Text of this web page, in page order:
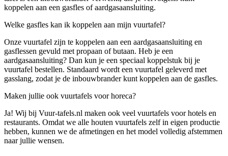
koppelen aan een gasfles of aardgasaansluiting.
Welke gasfles kan ik koppelen aan mijn vuurtafel?
Onze vuurtafel zijn te koppelen aan een aardgasaansluiting en
gasflessen gevuld met propaan of butaan. Heb je een
aardgasaansluiting? Dan kun je een speciaal koppelstuk bij je
vuurtafel bestellen. Standaard wordt een vuurtafel geleverd met
gasslang, zodat je de inbouwbrander kunt koppelen aan de gasfles.
Maken jullie ook vuurtafels voor horeca?
Ja! Wij bij Vuur-tafels.nl maken ook veel vuurtafels voor hotels en
restaurants. Omdat we alle houten vuurtafels zelf in eigen productie
hebben, kunnen we de afmetingen en het model volledig afstemmen
naar jullie wensen.